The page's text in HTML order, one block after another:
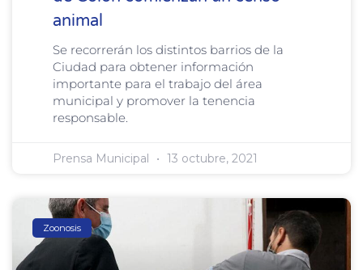
animal
Se recorrerán los distintos barrios de la
Ciudad para obtener información
importante para el trabajo del área
municipal y promover la tenencia
responsable.
Prensa Municipal 13 octubre, 2021
Zoonosis